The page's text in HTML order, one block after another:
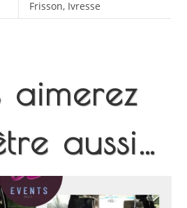
Frisson, Ivresse
aimerez
aussi…